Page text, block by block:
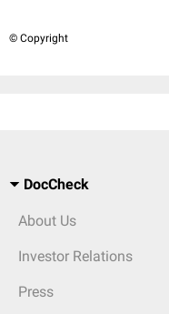
© Copyright
DocCheck
About Us
Investor Relations
Press